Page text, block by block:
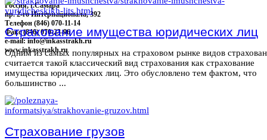
Россия, г.Самара
пр. 2-го Интернационала, 392
Телефон (846) 070-11-14
Факс (846) 070-23-96
e-mail: info@inkasstrakh.ru
www.inkasstrakh.ru
Страхование имущества юридических лиц
Одним из самых популярных на страховом рынке видов
считается такой классический вид страхования как страхование
имущества юридических лиц. Это обусловлено тем фактом, что
большинство ...
Страхование грузов